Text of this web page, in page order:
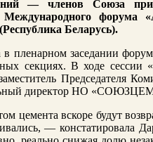
— членов Союза
форума
Беларусь).
пленарном заседании
секциях. В ходе сессии
Председателя
директор НО
цемента вскоре будут
— констатировала